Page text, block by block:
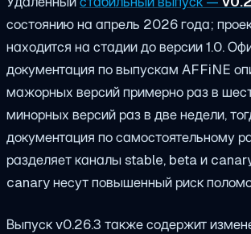
состоянию на апрель 2026 года;
находится на стадии до версии 1.0.
документация по выпускам AFFiNE
мажорных версий примерно раз в
минорных версий раз в две недели,
документация по самостоятельному
разделяет каналы stable, beta и
canary несут повышенный риск
Выпуск v0.26.3 также содержит